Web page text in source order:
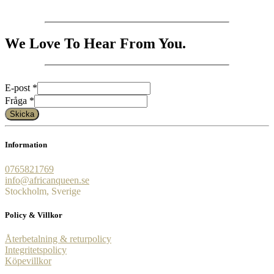
We Love To Hear From You.
E-post *
Fråga
E-
post
Fråga *
Skicka
Information
0765821769
info@africanqueen.se
Stockholm, Sverige
Policy & Villkor
Återbetalning & returpolicy
Integritetspolicy
Köpevillkor